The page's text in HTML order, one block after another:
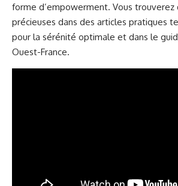
forme d’empowerment. Vous trouverez
précieuses dans des articles pratiques
pour la sérénité optimale et dans le
Ouest-France.